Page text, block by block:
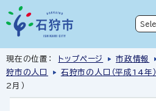
現在の位置： トップページ 市政情報
狩市の人口
石狩市の人口（平成14年）
2月）